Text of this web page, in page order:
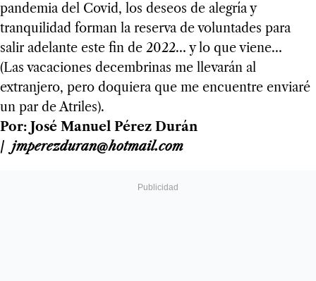
pandemia del Covid, los deseos de alegría y
tranquilidad forman la reserva de voluntades para
salir adelante este fin de 2022… y lo que viene…
(Las vacaciones decembrinas me llevarán al
extranjero, pero doquiera que me encuentre enviaré
un par de Atriles).
Por: José Manuel Pérez Durán
/ jmperezduran@hotmail.com